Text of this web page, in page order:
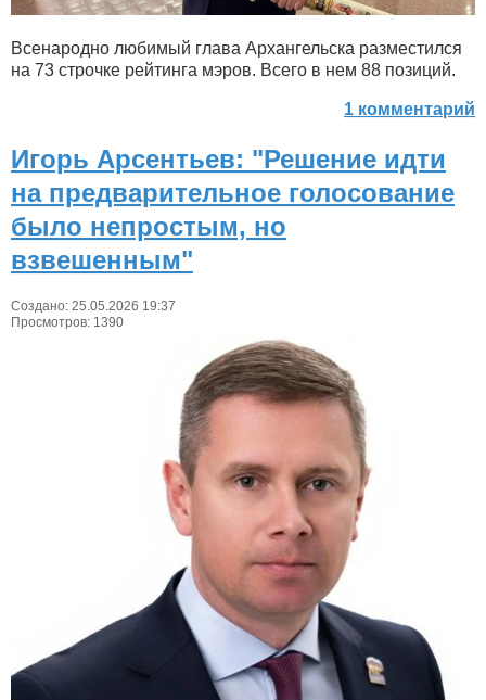
Всенародно любимый глава Архангельска разместился
на 73 строчке рейтинга мэров. Всего в нем 88 позиций.
1 комментарий
Игорь Арсентьев: "Решение идти
на предварительное голосование
было непростым, но
взвешенным"
Создано: 25.05.2026 19:37
Просмотров: 1390